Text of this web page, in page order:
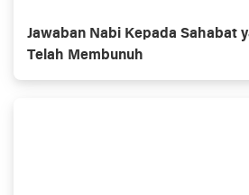
Jawaban Nabi Kepada Sahabat
Telah Membunuh